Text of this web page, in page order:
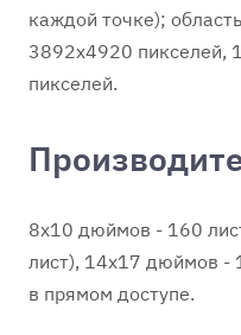
каждой точке);
3892х4920 пикселей,
пикселей.
8x10 дюймов - 160
лист), 14x17 дюймов -
в прямом доступе.